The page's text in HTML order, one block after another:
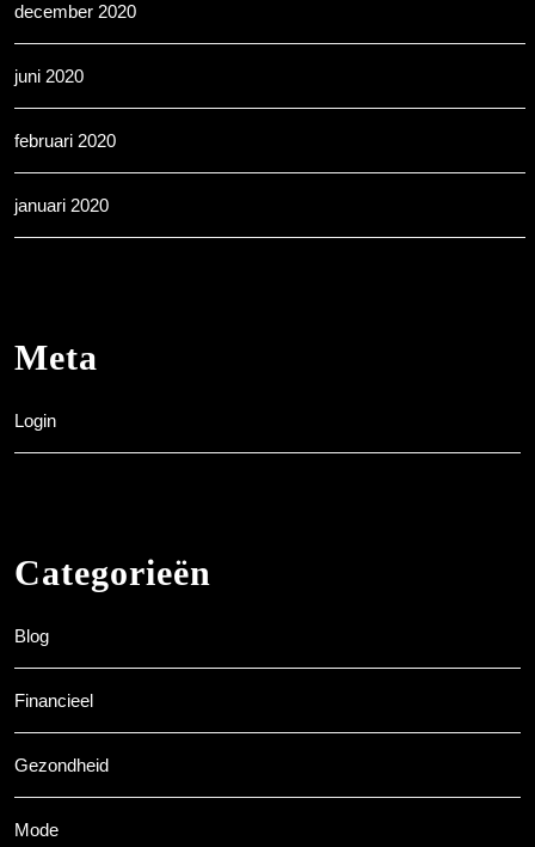
december 2020
juni 2020
februari 2020
januari 2020
Meta
Login
Categorieën
Blog
Financieel
Gezondheid
Mode